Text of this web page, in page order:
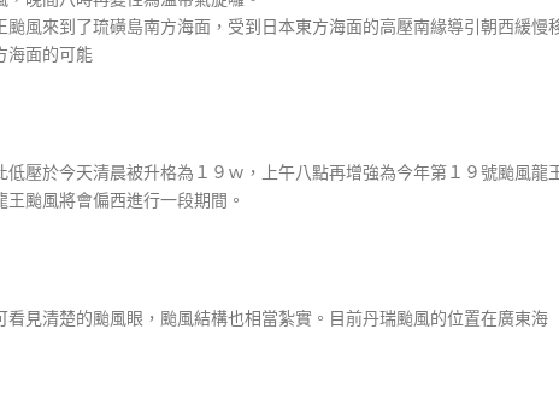
風來到了琉磺島南方海面，受到日本東方海面的高壓南緣導引朝西緩慢
海面的可能
壓於今天清晨被升格為１９ｗ，上午八點再增強為今年第１９號颱風龍
颱風將會偏西進行一段期間。
見清楚的颱風眼，颱風結構也相當紮實。目前丹瑞颱風的位置在廣東海